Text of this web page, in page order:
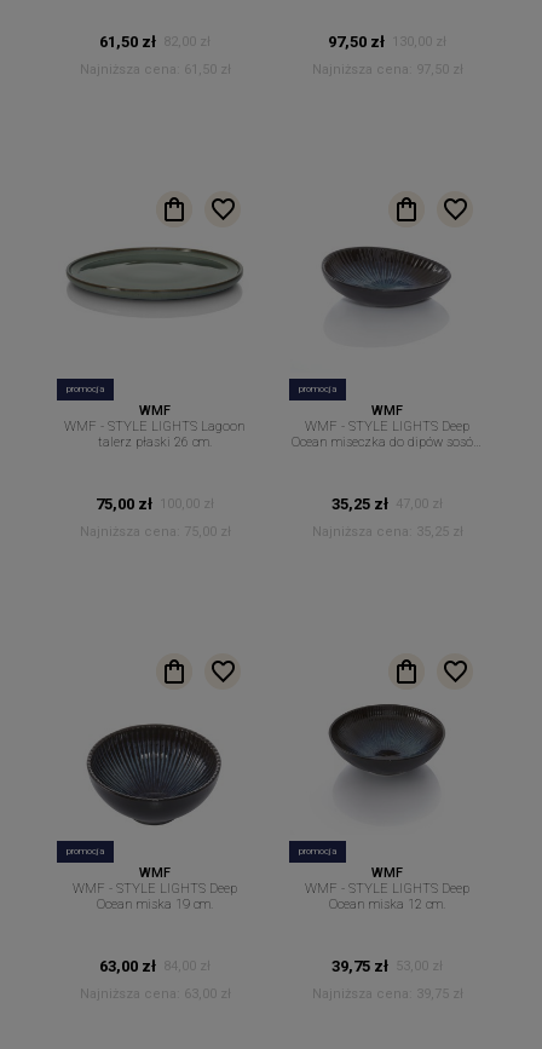
61,50 zł 82,00 zł
Najniższa cena:
61,50 zł
97,50 zł
130,00 zł
Najniższa cena:
97,50 zł
promocja
WMF
WMF - STYLE LIGHTS Lagoon
talerz płaski 26 cm.
75,00 zł
100,00 zł
Najniższa cena:
75,00 zł
promocja
WMF
WMF - STYLE LIGHTS Deep
Ocean miseczka do dipów sosów
35,25 zł
47,00 zł
Najniższa cena:
35,25 zł
promocja
WMF
WMF - STYLE LIGHTS Deep
Ocean miska 19 cm.
63,00 zł 84,00 zł
Najniższa cena:
63,00 zł
promocja
WMF
WMF - STYLE LIGHTS Deep
Ocean miska 12 cm.
39,75 zł
53,00 zł
Najniższa cena:
39,75 zł